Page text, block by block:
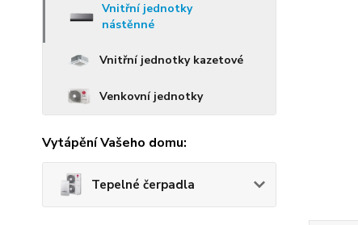
Vnitřní jednotky
nástěnné
Vnitřní jednotky kazetové
Venkovní jednotky
Vytápění Vašeho domu:
Tepelné čerpadla